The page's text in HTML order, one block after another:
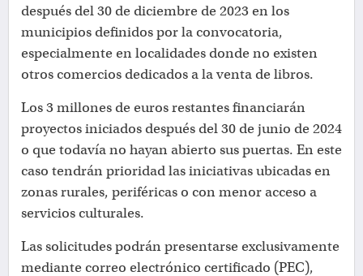
después del 30 de diciembre de 2023 en los
municipios definidos por la convocatoria,
especialmente en localidades donde no existen
otros comercios dedicados a la venta de libros.
Los 3 millones de euros restantes financiarán
proyectos iniciados después del 30 de junio de 2024
o que todavía no hayan abierto sus puertas. En este
caso tendrán prioridad las iniciativas ubicadas en
zonas rurales, periféricas o con menor acceso a
servicios culturales.
Las solicitudes podrán presentarse exclusivamente
mediante correo electrónico certificado (PEC),